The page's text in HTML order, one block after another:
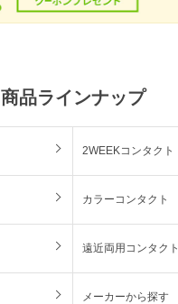
商品ラインナップ
2WEEKコンタクト
カラーコンタクト
遠近両用コンタクト
メーカーから探す